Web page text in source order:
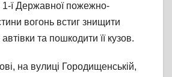
1-ї Державної пожежно-
вогонь встиг знищити
та пошкодити її кузов.
на вулиці Городищенській,